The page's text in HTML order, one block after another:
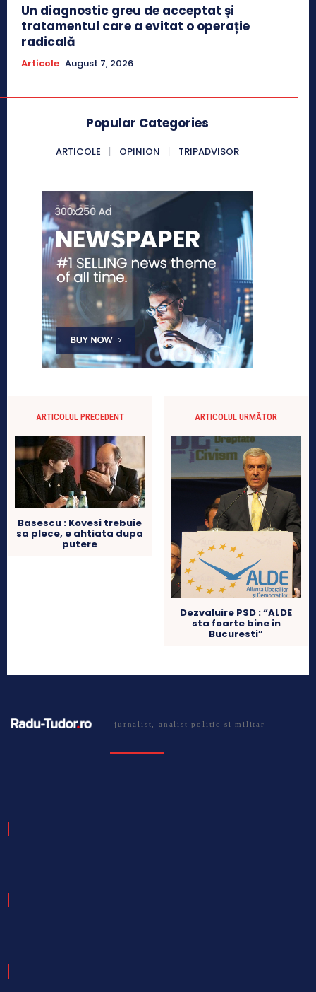
Un diagnostic greu de acceptat și
tratamentul care a evitat o operație
radicală
Articole August 7, 2026
Popular Categories
ARTICOLE OPINION TRIPADVISOR
ARTICOLUL PRECEDENT
Basescu : Kovesi trebuie
sa plece, e ahtiata dupa
putere
ARTICOLUL URMĂTOR
Dezvaluire PSD : “ALDE
sta foarte bine in
Bucuresti”
jurnalist, analist politic si militar